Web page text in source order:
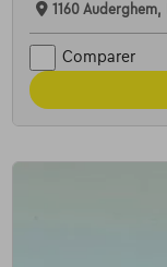
1160 Auderghem,
Comparer